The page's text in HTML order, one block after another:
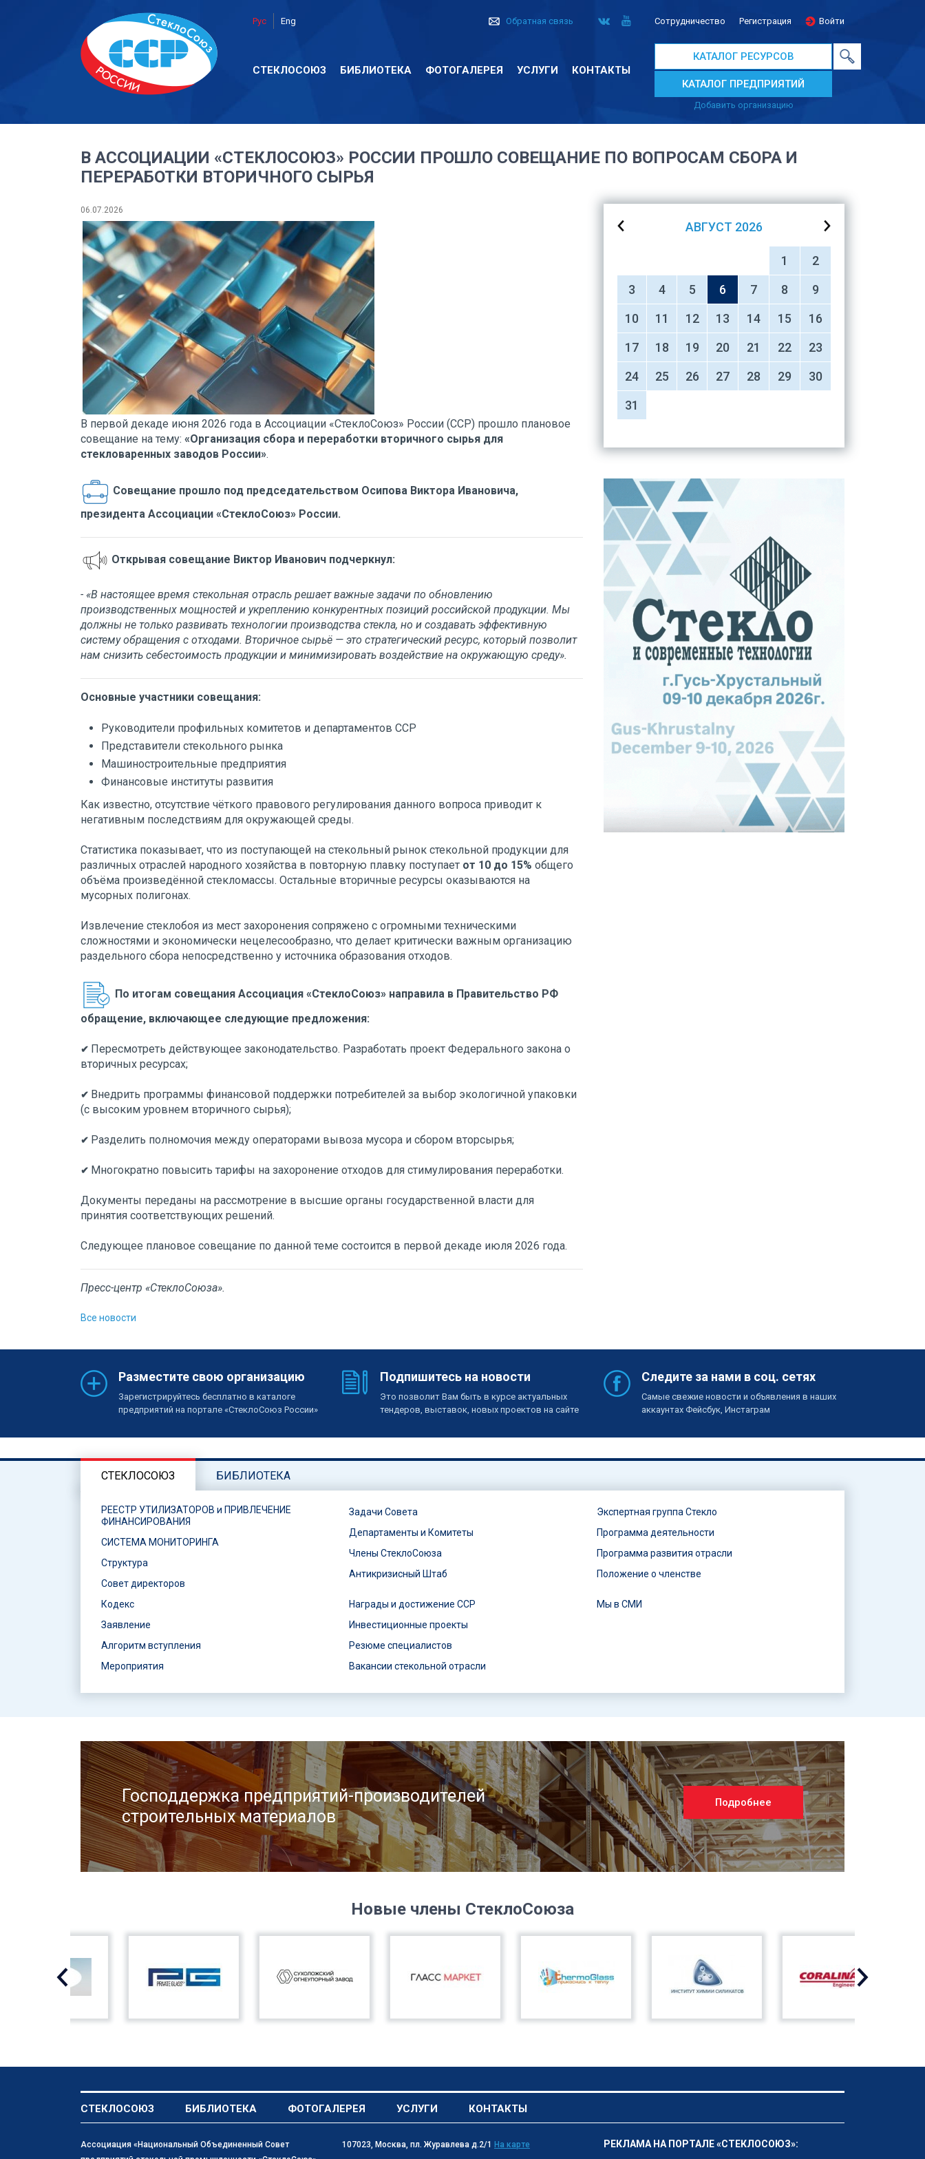
Рус Eng Обратная связь Сотрудничество Регистрация Войти
СТЕКЛОСОЮЗ БИБЛИОТЕКА ФОТОГАЛЕРЕЯ УСЛУГИ КОНТАКТЫ
КАТАЛОГ РЕСУРСОВ
КАТАЛОГ ПРЕДПРИЯТИЙ
Добавить организацию
В АССОЦИАЦИИ «СТЕКЛОСОЮЗ» РОССИИ ПРОШЛО СОВЕЩАНИЕ ПО ВОПРОСАМ СБОРА И
ПЕРЕРАБОТКИ ВТОРИЧНОГО СЫРЬЯ
06.07.2026
В первой декаде июня 2026 года в Ассоциации «СтеклоСоюз» России (ССР) прошло плановое
совещание на тему: «Организация сбора и переработки вторичного сырья для
стекловаренных заводов России».
Совещание прошло под председательством Осипова Виктора Ивановича,
президента Ассоциации «СтеклоСоюз» России.
Открывая совещание Виктор Иванович подчеркнул:
- «В настоящее время стекольная отрасль решает важные задачи по обновлению
производственных мощностей и укреплению конкурентных позиций российской продукции. Мы
должны не только развивать технологии производства стекла, но и создавать эффективную
систему обращения с отходами. Вторичное сырьё — это стратегический ресурс, который позволит
нам снизить себестоимость продукции и минимизировать воздействие на окружающую среду».
Основные участники совещания:
Руководители профильных комитетов и департаментов ССР
Представители стекольного рынка
Машиностроительные предприятия
Финансовые институты развития
Как известно, отсутствие чёткого правового регулирования данного вопроса приводит к
негативным последствиям для окружающей среды.
Статистика показывает, что из поступающей на стекольный рынок стекольной продукции для
различных отраслей народного хозяйства в повторную плавку поступает от 10 до 15% общего
объёма произведённой стекломассы. Остальные вторичные ресурсы оказываются на
мусорных полигонах.
Извлечение стеклобоя из мест захоронения сопряжено с огромными техническими
сложностями и экономически нецелесообразно, что делает критически важным организацию
раздельного сбора непосредственно у источника образования отходов.
По итогам совещания Ассоциация «СтеклоСоюз» направила в Правительство РФ
обращение, включающее следующие предложения:
✔ Пересмотреть действующее законодательство. Разработать проект Федерального закона о
вторичных ресурсах;
✔ Внедрить программы финансовой поддержки потребителей за выбор экологичной упаковки
(с высоким уровнем вторичного сырья);
✔ Разделить полномочия между операторами вывоза мусора и сбором вторсырья;
✔ Многократно повысить тарифы на захоронение отходов для стимулирования переработки.
Документы переданы на рассмотрение в высшие органы государственной власти для
принятия соответствующих решений.
Следующее плановое совещание по данной теме состоится в первой декаде июля 2026 года.
Пресс-центр «СтеклоСоюза».
Все новости
АВГУСТ 2026
1
2
3
4 5 6 7 8
9
10
11 12 13 14 15
16
17
18 19 20 21 22
23
24
25 26 27 28 29
30
31
Разместите свою организацию
Зарегистрируйтесь бесплатно в каталоге
предприятий на портале «СтеклоСоюз России»
Подпишитесь на новости
Это позволит Вам быть в курсе актуальных
тендеров, выставок, новых проектов на сайте
Следите за нами в соц. сетях
Самые свежие новости и объявления в наших
аккаунтах Фейсбук, Инстаграм
СТЕКЛОСОЮЗ БИБЛИОТЕКА
РЕЕСТР УТИЛИЗАТОРОВ и ПРИВЛЕЧЕНИЕ
ФИНАНСИРОВАНИЯ
СИСТЕМА МОНИТОРИНГА
Структура
Совет директоров
Задачи Совета
Департаменты и Комитеты
Члены СтеклоСоюза
Антикризисный Штаб
Экспертная группа Стекло
Программа деятельности
Программа развития отрасли
Положение о членстве
Кодекс
Заявление
Алгоритм вступления
Мероприятия
Награды и достижение ССР
Инвестиционные проекты
Резюме специалистов
Вакансии стекольной отрасли
Мы в СМИ
Господдержка предприятий-производителей
строительных материалов
Подробнее
Новые члены СтеклоСоюза
СТЕКЛОСОЮЗ БИБЛИОТЕКА ФОТОГАЛЕРЕЯ УСЛУГИ КОНТАКТЫ
Ассоциация «Национальный Объединенный Совет
107023, Москва, пл. Журавлева д.2/1 На карте РЕКЛАМА НА ПОРТАЛЕ «СТЕКЛОСОЮЗ»: